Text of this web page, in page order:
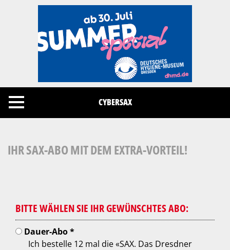
CYBERSAX
IHR SAX-ABO MIT DEM EXTRA-VORTEIL!
BITTE WÄHLEN SIE IHR GEWÜNSCHTES ABO:
Dauer-Abo *
Ich bestelle 12 mal die «SAX. Das Dresdner
Cookies management panel